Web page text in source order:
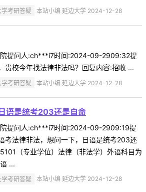
考研答疑 本站小编 延边大学 2024-12-28
院提问人:ch***i7时间:2024-09-2909:32提
贵校今年找法律非法吗？回复内容:招收 ...
考研答疑 本站小编 延边大学 2024-12-28
语是统考203还是自命
院提问人:ch***i7时间:2024-09-2909:19提
考法律非法，想问一下，日语是统考203还
（专业学位）法律（非法学）外语科目为
...
考研答疑 本站小编 延边大学 2024-12-28